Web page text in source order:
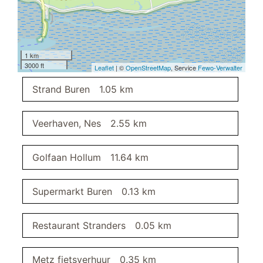
bowling
wasmachine
Wasserij-service tegen betaling
verwarming
slaapkamer I
keuken
keuken
balkon
balkonmeubilair
woonkamer
slaapkamer II
badkamer
1 km
3000 ft
Leaflet| ©OpenStreetMap, ServiceFewo-Verwalter
Strand Buren 1.05 km
Veerhaven, Nes 2.55 km
Golfaan Hollum 11.64 km
Supermarkt Buren 0.13 km
Restaurant Stranders 0.05 km
Metz fietsverhuur 0.35 km